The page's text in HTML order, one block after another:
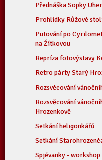
Přednáška Sopky
Prohlídky Růžové
Putování po
na Žítkovou
Repríza fotovýstavy
Retro párty Starý
Rozsvěcování
Rozsvěcování
Hrozenkově
Setkání heligonkářů
Setkání
Spjévanky -